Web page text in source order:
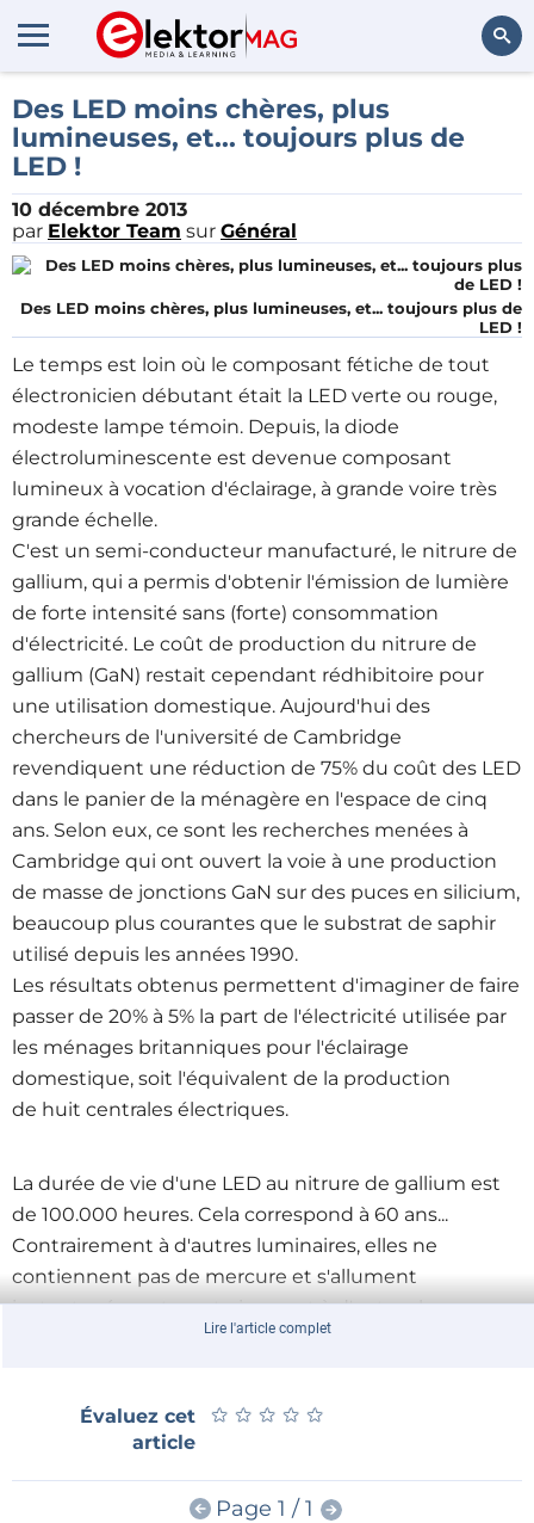
Des LED moins chères, plus
lumineuses, et... toujours plus de
LED !
10 décembre 2013
par Elektor Team sur Général
Des LED moins chères, plus lumineuses, et... toujours plus de
LED !
Le temps est loin où le composant fétiche de tout
électronicien débutant était la LED verte ou rouge,
modeste lampe témoin. Depuis, la diode
électroluminescente est devenue composant
lumineux à vocation d'éclairage, à grande voire très
grande échelle.
C'est un semi-conducteur manufacturé, le nitrure de
gallium, qui a permis d'obtenir l'émission de lumière
de forte intensité sans (forte) consommation
d'électricité. Le coût de production du nitrure de
gallium (GaN) restait cependant rédhibitoire pour
une utilisation domestique. Aujourd'hui des
chercheurs de l'université de Cambridge
revendiquent une réduction de 75% du coût des LED
dans le panier de la ménagère en l'espace de cinq
ans. Selon eux, ce sont les recherches menées à
Cambridge qui ont ouvert la voie à une production
de masse de jonctions GaN sur des puces en silicium,
beaucoup plus courantes que le substrat de saphir
utilisé depuis les années 1990.
Les résultats obtenus permettent d'imaginer de faire
passer de 20% à 5% la part de l'électricité utilisée par
les ménages britanniques pour l'éclairage
domestique, soit l'équivalent de la production
de huit centrales électriques.
La durée de vie d'une LED au nitrure de gallium est
de 100.000 heures. Cela correspond à 60 ans...
Contrairement à d'autres luminaires, elles ne
contiennent pas de mercure et s'allument
instantanément, contrairement à d'autres lampes en
circulation actuellement.
recherches, on tiendrait là le saint graal de l'éclairage
domestique pour les décennies à venir. Les
débouchés de ces travaux sont nombreux. On
s'efforce par exemple d'obtenir des LED au nitrure de
Lire l'article complet
Évaluez cet
article
★ ★ ★ ★ ★
★ ★ ★ ★ ★
Page 1 / 1